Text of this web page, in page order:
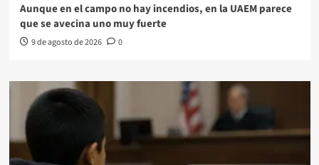
Aunque en el campo no hay incendios, en la UAEM parece
que se avecina uno muy fuerte
9 de agosto de 2026 0